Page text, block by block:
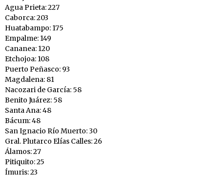
Agua Prieta: 227
Caborca: 203
Huatabampo: 175
Empalme: 149
Cananea: 120
Etchojoa: 108
Puerto Peñasco: 93
Magdalena: 81
Nacozari de García: 58
Benito Juárez: 58
Santa Ana: 48
Bácum: 48
San Ignacio Río Muerto: 30
Gral. Plutarco Elías Calles: 26
Álamos: 27
Pitiquito: 25
Ímuris: 23